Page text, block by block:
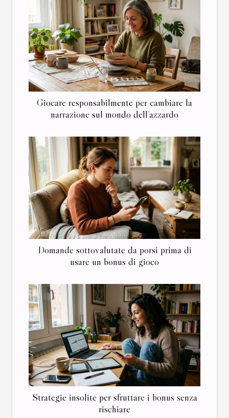
Giocare responsabilmente per cambiare la
narrazione sul mondo dell’azzardo
Domande sottovalutate da porsi prima di
usare un bonus di gioco
Strategie insolite per sfruttare i bonus senza
rischiare